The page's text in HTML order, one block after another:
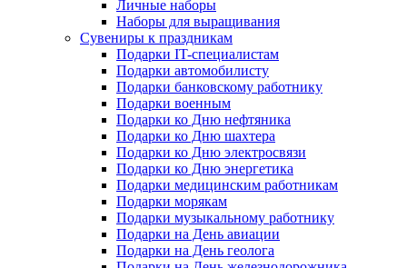
Личные наборы
Наборы для выращивания
Сувениры к праздникам
Подарки IT-специалистам
Подарки автомобилисту
Подарки банковскому работнику
Подарки военным
Подарки ко Дню нефтяника
Подарки ко Дню шахтера
Подарки ко Дню электросвязи
Подарки ко Дню энергетика
Подарки медицинским работникам
Подарки морякам
Подарки музыкальному работнику
Подарки на День авиации
Подарки на День геолога